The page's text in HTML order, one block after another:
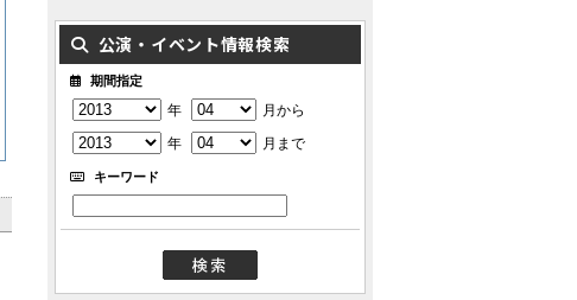
公演・イベント情報検索
期間指定
年
月から
年
月まで
キーワード